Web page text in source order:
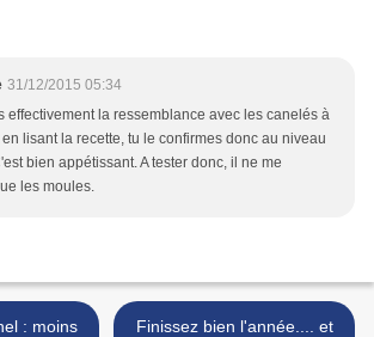
31/12/2015 05:34
effectivement la ressemblance avec les canelés à
lisant la recette, tu le confirmes donc au niveau
bien appétissant. A tester donc, il ne me
les moules.
Finissez bien l'année.... et